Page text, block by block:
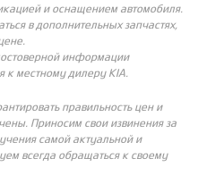
и оснащением автомобиля.
в дополнительных запчастях,
информации
к местному дилеру KIA.
правильность цен и
Приносим свои извинения за
самой актуальной и
всегда обращаться к своему